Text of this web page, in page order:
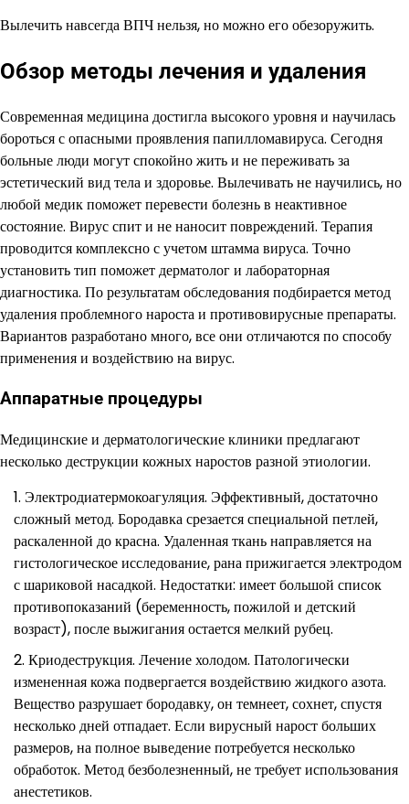
Вылечить навсегда ВПЧ нельзя, но можно его обезоружить.
Обзор методы лечения и удаления
Современная медицина достигла высокого уровня и научилась
бороться с опасными проявления папилломавируса. Сегодня
больные люди могут спокойно жить и не переживать за
эстетический вид тела и здоровье. Вылечивать не научились, но
любой медик поможет перевести болезнь в неактивное
состояние. Вирус спит и не наносит повреждений. Терапия
проводится комплексно с учетом штамма вируса. Точно
установить тип поможет дерматолог и лабораторная
диагностика. По результатам обследования подбирается метод
удаления проблемного нароста и противовирусные препараты.
Вариантов разработано много, все они отличаются по способу
применения и воздействию на вирус.
Аппаратные процедуры
Медицинские и дерматологические клиники предлагают
несколько деструкции кожных наростов разной этиологии.
Электродиатермокоагуляция. Эффективный, достаточно
сложный метод. Бородавка срезается специальной петлей,
раскаленной до красна. Удаленная ткань направляется на
гистологическое исследование, рана прижигается электродом
с шариковой насадкой. Недостатки: имеет большой список
противопоказаний (беременность, пожилой и детский
возраст), после выжигания остается мелкий рубец.
Криодеструкция. Лечение холодом. Патологически
измененная кожа подвергается воздействию жидкого азота.
Вещество разрушает бородавку, он темнеет, сохнет, спустя
несколько дней отпадает. Если вирусный нарост больших
размеров, на полное выведение потребуется несколько
обработок. Метод безболезненный, не требует использования
анестетиков.